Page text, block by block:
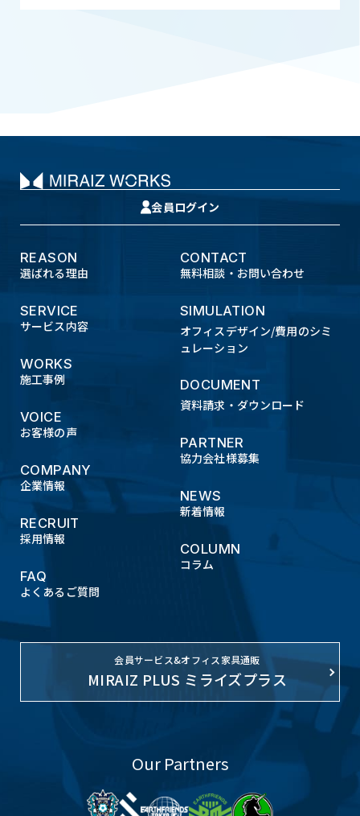
会員ログイン
REASON
選ばれる理由
SERVICE
サービス内容
WORKS
施工事例
VOICE
お客様の声
COMPANY
企業情報
RECRUIT
採用情報
FAQ
よくあるご質問
CONTACT
無料相談・お問い合わせ
SIMULATION
オフィスデザイン/費用のシミ
ュレーション
DOCUMENT
資料請求・ダウンロード
PARTNER
協力会社様募集
NEWS
新着情報
COLUMN
コラム
会員サービス&オフィス家具通販
MIRAIZ PLUS ミライズプラス
Our Partners